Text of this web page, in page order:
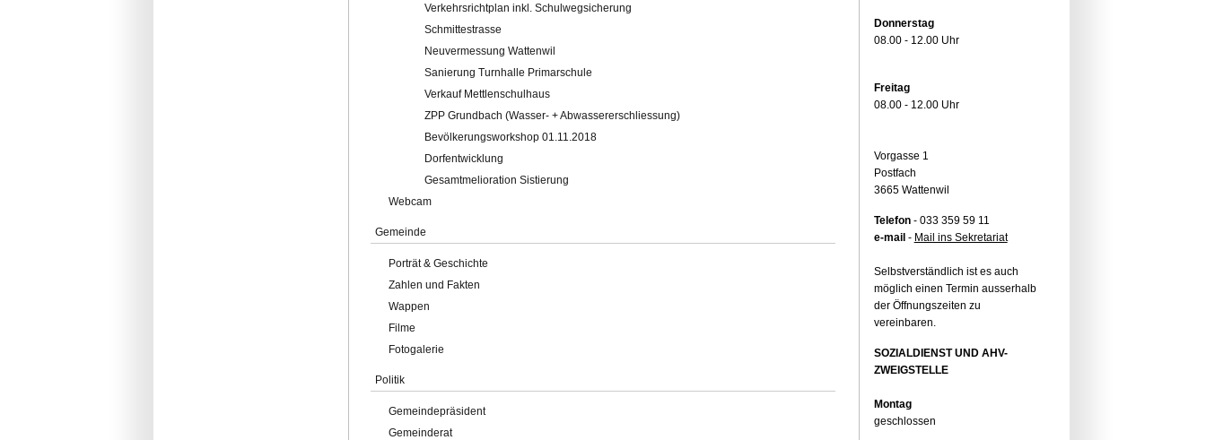
Verkehrsrichtplan inkl. Schulwegsicherung
Schmittestrasse
Neuvermessung Wattenwil
Sanierung Turnhalle Primarschule
Verkauf Mettlenschulhaus
ZPP Grundbach (Wasser- + Abwassererschliessung)
Bevölkerungsworkshop 01.11.2018
Dorfentwicklung
Gesamtmelioration Sistierung
Webcam
Gemeinde
Porträt & Geschichte
Zahlen und Fakten
Wappen
Filme
Fotogalerie
Politik
Gemeindepräsident
Gemeinderat
Donnerstag
08.00 - 12.00 Uhr
Freitag
08.00 - 12.00 Uhr
Vorgasse 1
Postfach
3665 Wattenwil
Telefon- 033 359 59 11
e-mail - Mail ins Sekretariat
Selbstverständlich ist es auch
möglich einen Termin ausserhalb
der Öffnungszeiten zu
vereinbaren.
SOZIALDIENST UND AHV-
ZWEIGSTELLE
Montag
geschlossen